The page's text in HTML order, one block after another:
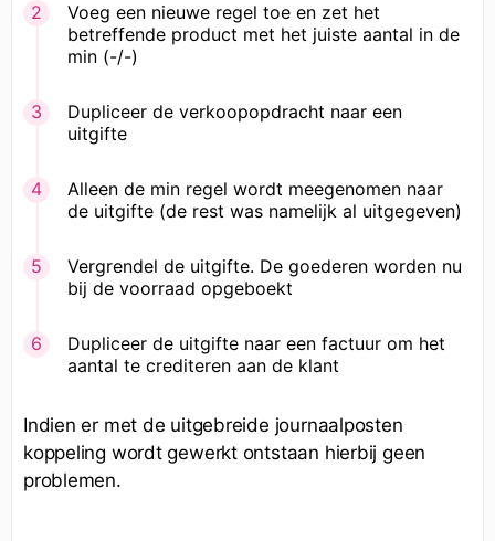
Voeg een nieuwe regel toe en zet het
betreffende product met het juiste aantal in de
min (-/-)
Dupliceer de verkoopopdracht naar een
uitgifte
Alleen de min regel wordt meegenomen naar
de uitgifte (de rest was namelijk al uitgegeven)
Vergrendel de uitgifte. De goederen worden nu
bij de voorraad opgeboekt
Dupliceer de uitgifte naar een factuur om het
aantal te crediteren aan de klant
Indien er met de uitgebreide journaalposten
koppeling wordt gewerkt ontstaan hierbij geen
problemen.